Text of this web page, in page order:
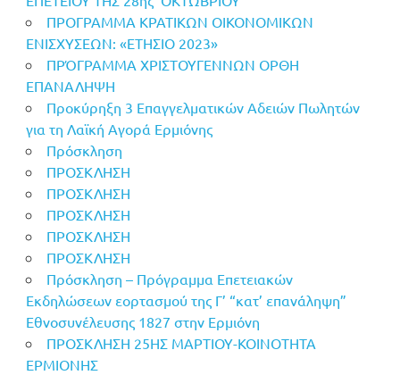
ΠΡΟΓΡΑΜΜΑ ΚΡΑΤΙΚΩΝ ΟΙΚΟΝΟΜΙΚΩΝ
ΕΝΙΣΧΥΣΕΩΝ: «ΕΤΗΣΙΟ 2023»
ΠΡΌΓΡΑΜΜΑ ΧΡΙΣΤΟΥΓΕΝΝΩΝ ΟΡΘΗ
ΕΠΑΝΑΛΗΨΗ
Προκύρηξη 3 Επαγγελματικών Αδειών Πωλητών
για τη Λαϊκή Αγορά Ερμιόνης
Πρόσκληση
ΠΡΟΣΚΛΗΣΗ
ΠΡΟΣΚΛΗΣΗ
ΠΡΟΣΚΛΗΣΗ
ΠΡΟΣΚΛΗΣΗ
ΠΡΟΣΚΛΗΣΗ
Πρόσκληση – Πρόγραμμα Επετειακών
Εκδηλώσεων εορτασμού της Γ’ “κατ’ επανάληψη”
Εθνοσυνέλευσης 1827 στην Ερμιόνη
ΠΡΟΣΚΛΗΣΗ 25ΗΣ ΜΑΡΤΙΟΥ-ΚΟΙΝΟΤΗΤΑ
ΕΡΜΙΟΝΗΣ